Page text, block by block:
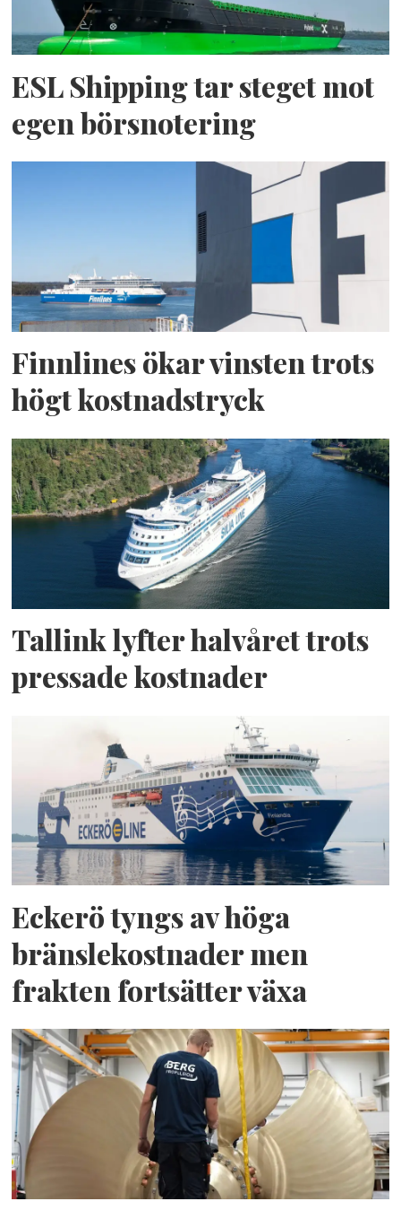
ESL Shipping tar steget mot
egen börsnotering
Finnlines ökar vinsten trots
högt kostnadstryck
Tallink lyfter halvåret trots
pressade kostnader
Eckerö tyngs av höga
bränslekostnader men
frakten fortsätter växa